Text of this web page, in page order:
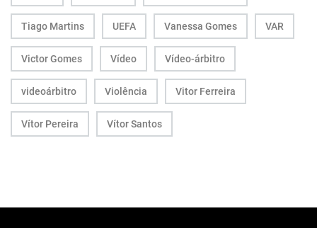
Tiago Martins UEFA Vanessa Gomes VAR
Victor Gomes Vídeo Vídeo-árbitro
videoárbitro Violência Vitor Ferreira
Vítor Pereira Vítor Santos